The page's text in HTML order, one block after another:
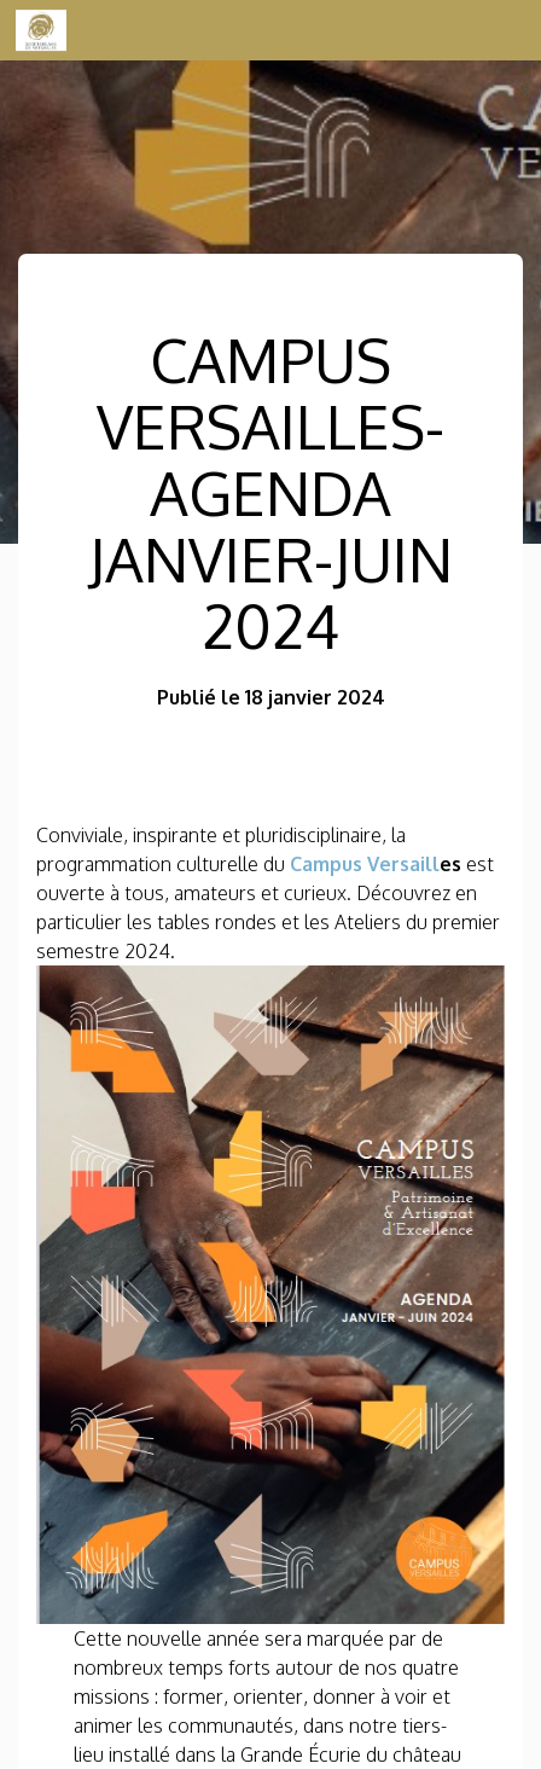
Skip to content
CAMPUS
VERSAILLES-
AGENDA
JANVIER-JUIN
2024
Publié le 18 janvier 2024
Conviviale, inspirante et pluridisciplinaire, la
programmation culturelle du Campus Versailles est
ouverte à tous, amateurs et curieux. Découvrez en
particulier les tables rondes et les Ateliers du premier
semestre 2024.
Cette nouvelle année sera marquée par de
nombreux temps forts autour de nos quatre
missions : former, orienter, donner à voir et
animer les communautés, dans notre tiers-
lieu installé dans la Grande Écurie du château